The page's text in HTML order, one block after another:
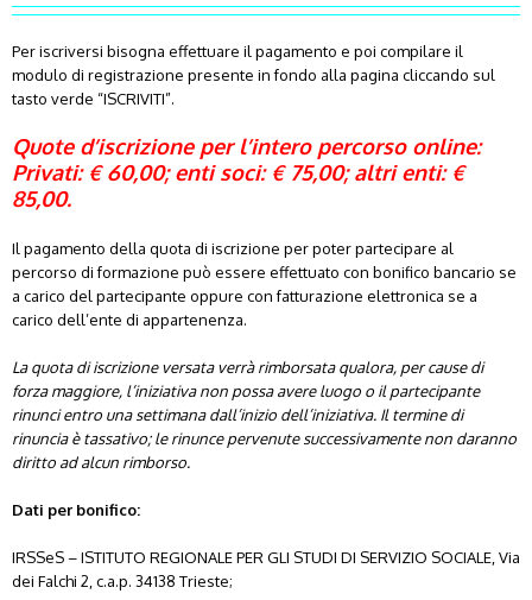
Per iscriversi bisogna effettuare il pagamento e poi compilare il
modulo di registrazione presente in fondo alla pagina cliccando sul
tasto verde “ISCRIVITI”.
Quote d’iscrizione per l’intero percorso online:
Privati: € 60,00; enti soci: € 75,00; altri enti: €
85,00.
Il pagamento della quota di iscrizione per poter partecipare al
percorso di formazione può essere effettuato con bonifico bancario se
a carico del partecipante oppure con fatturazione elettronica se a
carico dell’ente di appartenenza.
La quota di iscrizione versata verrà rimborsata qualora, per cause di
forza maggiore, l’iniziativa non possa avere luogo o il partecipante
rinunci entro una settimana dall’inizio dell’iniziativa. Il termine di
rinuncia è tassativo; le rinunce pervenute successivamente non daranno
diritto ad alcun rimborso.
Dati per bonifico:
IRSSeS – ISTITUTO REGIONALE PER GLI STUDI DI SERVIZIO SOCIALE, Via
dei Falchi 2, c.a.p. 34138 Trieste;